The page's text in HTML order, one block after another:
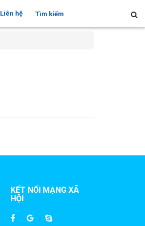
Liên hệ
KẾT NỐI MẠNG XÃ
HỘI